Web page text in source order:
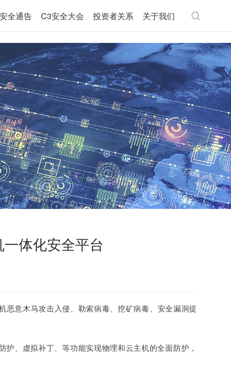
安全通告 C3安全大会 投资者关系 关于我们
体化安全平台
恶意木马攻击入侵、勒索病毒、挖矿病毒、安全漏洞提
、虚拟补丁、等功能实现物理和云主机的全面防护，